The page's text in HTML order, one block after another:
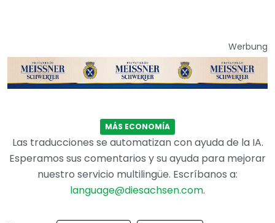
Werbung
MÁS ECONOMÍA
Las traducciones se automatizan con ayuda de la IA.
Esperamos sus comentarios y su ayuda para mejorar
nuestro servicio multilingüe. Escríbanos a:
language@diesachsen.com.